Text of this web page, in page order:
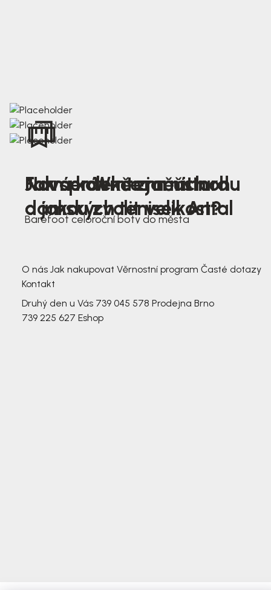
Nová kolekce jarních
dámských tenisek Antal
Jak správně změřit nohu
a jakou zvolit velikost?
Farmer Winter mustard
Barefoot celoroční boty do města
O nás Jak nakupovat Věrnostní program Časté dotazy
Kontakt
Druhý den u Vás 739 045 578 Prodejna Brno
739 225 627 Eshop